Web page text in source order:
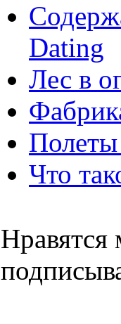
Dating
Лес в
Полеты
Что